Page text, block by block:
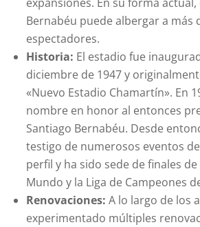
Bernabéu puede albergar a más
espectadores.
Historia: El estadio fue
diciembre de 1947 y
«Nuevo Estadio Chamartín». En
nombre en honor al entonces
Santiago Bernabéu. Desde
testigo de numerosos eventos
perfil y ha sido sede de finales de
Mundo y la Liga de Campeones
Renovaciones: A lo largo de los
experimentado múltiples